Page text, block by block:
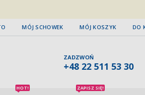
MÓJ SCHOWEK MÓJ KOSZYK DO
ZADZWOŃ
+48 22 511 53 30
HOT! ZAPISZ SIĘ!